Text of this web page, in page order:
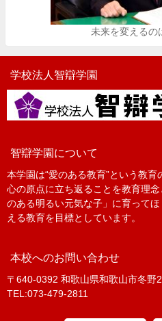
未来を変えるの
学校法人智辯学園
智辯学園について
本学園は“愛のある教育”という教
心の原点に立ち返ることを教育理
のある明るい元気な子」に育って
える教育を目標としています。
本校へのお問い合わせ
〒640-0392 和歌山県和歌山市冬野
TEL:073-479-2811